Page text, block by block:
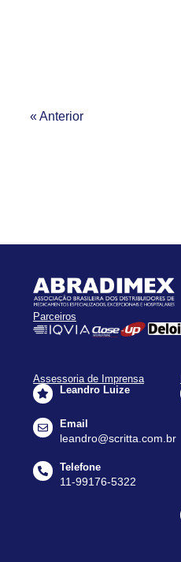
« Anterior
Parceiros
Assessoria de Imprensa
Leandro Luize
Email
leandro@scritta.com.br
Telefone
11-99176-5322